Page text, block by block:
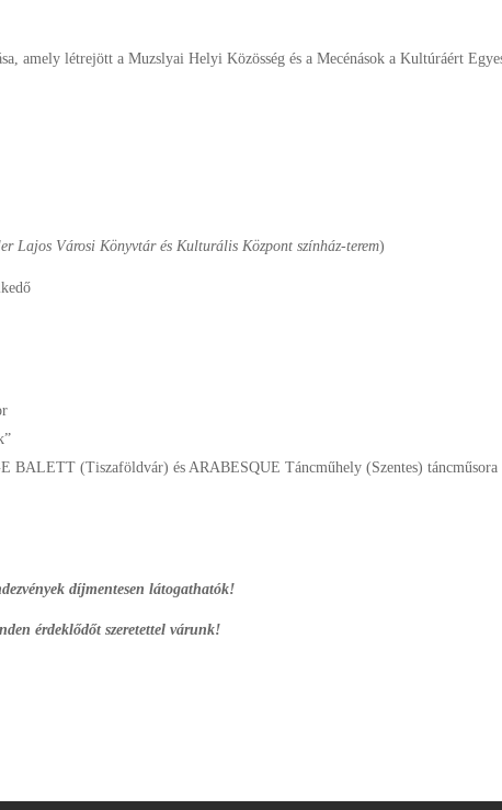
amely létrejött a Muzslyai Helyi Közösség és a Mecénások a Kultúráért
Lajos Városi Könyvtár és Kulturális Központ színház-terem)
BALETT (Tiszaföldvár) és ARABESQUE Táncműhely (Szentes) táncműsora
díjmentesen látogathatók!
érdeklődőt szeretettel várunk!